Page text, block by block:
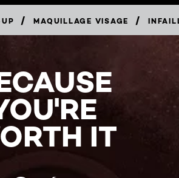
/ MAQUILLAGE VISAGE /
IT